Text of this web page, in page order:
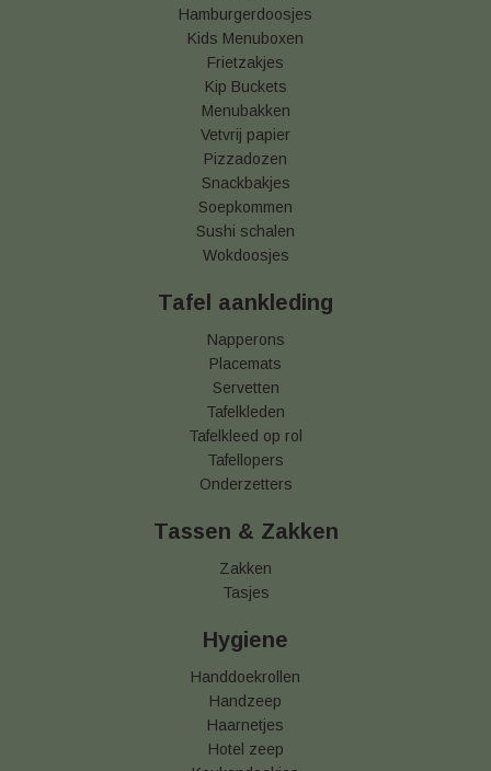
Hamburgerdoosjes
Kids Menuboxen
Frietzakjes
Kip Buckets
Menubakken
Vetvrij papier
Pizzadozen
Snackbakjes
Soepkommen
Sushi schalen
Wokdoosjes
Tafel aankleding
Napperons
Placemats
Servetten
Tafelkleden
Tafelkleed op rol
Tafellopers
Onderzetters
Tassen & Zakken
Zakken
Tasjes
Hygiene
Handdoekrollen
Handzeep
Haarnetjes
Hotel zeep